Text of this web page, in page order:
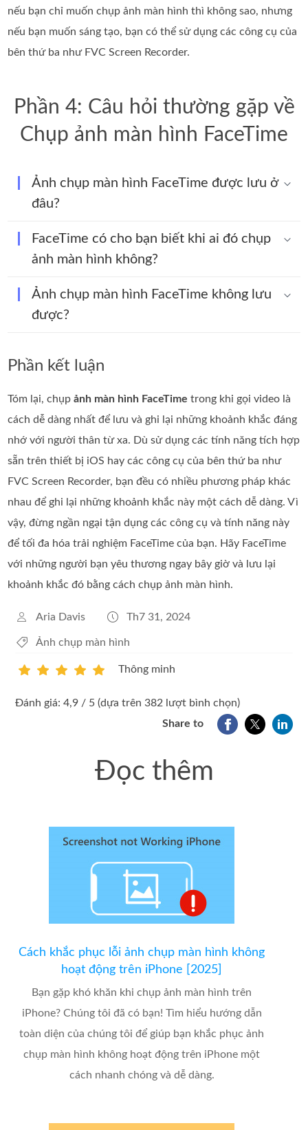
nếu bạn chỉ muốn chụp ảnh màn hình thì không sao, nhưng
nếu bạn muốn sáng tạo, bạn có thể sử dụng các công cụ của
bên thứ ba như FVC Screen Recorder.
Phần 4: Câu hỏi thường gặp về
Chụp ảnh màn hình FaceTime
Ảnh chụp màn hình FaceTime được lưu ở
đâu?
FaceTime có cho bạn biết khi ai đó chụp
ảnh màn hình không?
Ảnh chụp màn hình FaceTime không lưu
được?
Phần kết luận
Tóm lại, chụpảnh màn hình FaceTime trong khi gọi video là
cách dễ dàng nhất để lưu và ghi lại những khoảnh khắc đáng
nhớ với người thân từ xa. Dù sử dụng các tính năng tích hợp
sẵn trên thiết bị iOS hay các công cụ của bên thứ ba như
FVC Screen Recorder, bạn đều có nhiều phương pháp khác
nhau để ghi lại những khoảnh khắc này một cách dễ dàng. Vì
vậy, đừng ngần ngại tận dụng các công cụ và tính năng này
để tối đa hóa trải nghiệm FaceTime của bạn. Hãy FaceTime
với những người bạn yêu thương ngay bây giờ và lưu lại
khoảnh khắc đó bằng cách chụp ảnh màn hình.
Aria Davis Th7 31, 2024
Ảnh chụp màn hình
Thông minh
Đánh giá: 4,9 / 5 (dựa trên 382 lượt bình chọn)
Share to
Đọc thêm
Cách khắc phục lỗi ảnh chụp màn hình không
hoạt động trên iPhone [2025]
Bạn gặp khó khăn khi chụp ảnh màn hình trên
iPhone? Chúng tôi đã có bạn! Tìm hiểu hướng dẫn
toàn diện của chúng tôi để giúp bạn khắc phục ảnh
chụp màn hình không hoạt động trên iPhone một
cách nhanh chóng và dễ dàng.